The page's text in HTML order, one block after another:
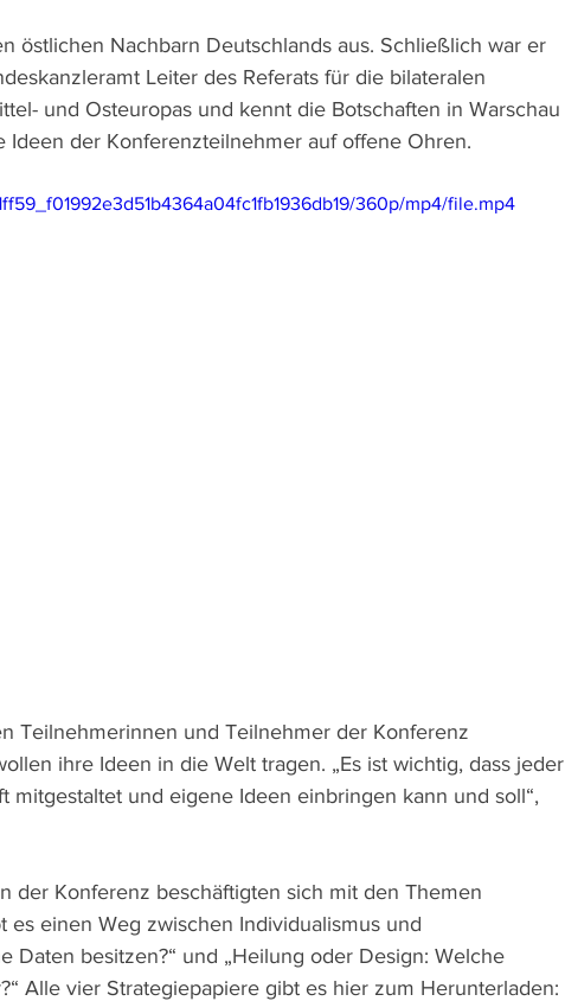
östlichen Nachbarn Deutschlands aus. Schließlich war er
Leiter des Referats für die bilateralen
und Osteuropas und kennt die Botschaften in Warschau
Ideen der Konferenzteilnehmer auf offene Ohren.
360p/mp4/file.mp4
Teilnehmerinnen und Teilnehmer der Konferenz
ihre Ideen in die Welt tragen. „Es ist wichtig, dass jeder
mitgestaltet und eigene Ideen einbringen kann und soll“,
der Konferenz beschäftigten sich mit den Themen
es einen Weg zwischen Individualismus und
Daten besitzen?“ und „Heilung oder Design: Welche
Alle vier Strategiepapiere gibt es hier zum Herunterladen: